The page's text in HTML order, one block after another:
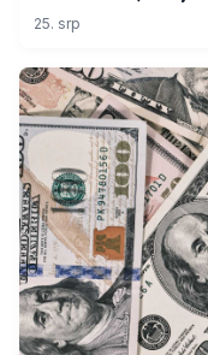
25. srp